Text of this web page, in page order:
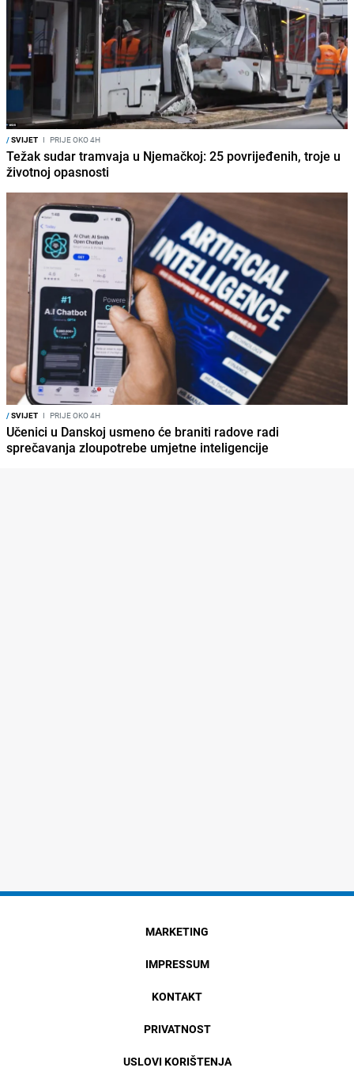
/SVIJET I PRIJE OKO 4H
Težak sudar tramvaja u Njemačkoj: 25 povrijeđenih, troje u
životnoj opasnosti
/SVIJET I PRIJE OKO 4H
Učenici u Danskoj usmeno će braniti radove radi
sprečavanja zloupotrebe umjetne inteligencije
MARKETING
IMPRESSUM
KONTAKT
PRIVATNOST
USLOVI KORIŠTENJA